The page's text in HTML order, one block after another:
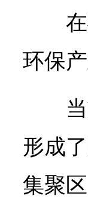
环保
形成
集聚